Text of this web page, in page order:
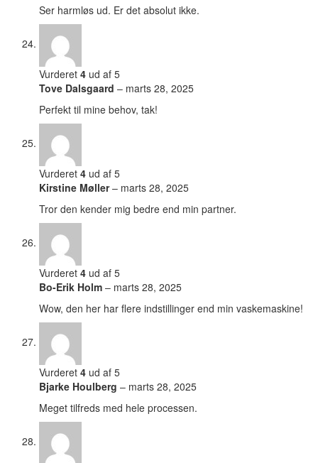
Ser harmløs ud. Er det absolut ikke.
Vurderet 4 ud af 5
Tove Dalsgaard – marts 28, 2025
Perfekt til mine behov, tak!
Vurderet 4 ud af 5
Kirstine Møller– marts 28, 2025
Tror den kender mig bedre end min partner.
Vurderet 4 ud af 5
Bo-Erik Holm – marts 28, 2025
Wow, den her har flere indstillinger end min vaskemaskine!
Vurderet 4 ud af 5
Bjarke Houlberg – marts 28, 2025
Meget tilfreds med hele processen.